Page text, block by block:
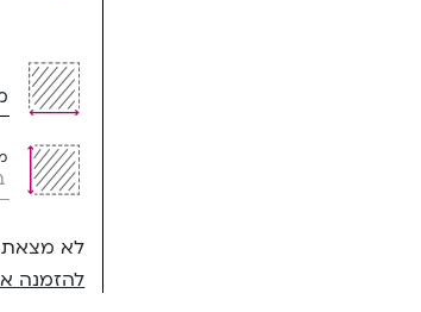
לא מצאת
להזמנה